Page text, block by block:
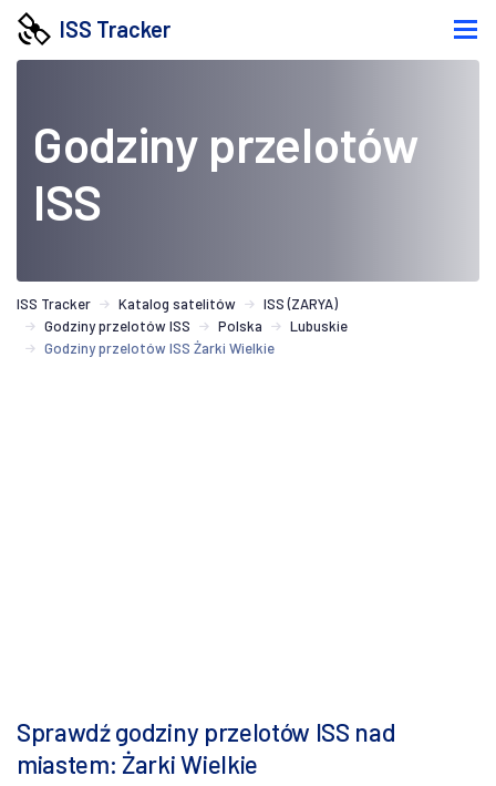
ISS Tracker
Godziny przelotów
ISS
ISS Tracker Katalog satelitów
ISS (ZARYA)
Godziny przelotów ISS
Polska
Lubuskie
Godziny przelotów ISS Żarki Wielkie
Sprawdź godziny przelotów ISS nad
miastem: Żarki Wielkie